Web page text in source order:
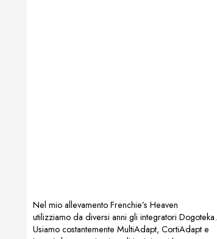
Nel mio allevamento Frenchie’s Heaven
utilizziamo da diversi anni gli integratori Dogoteka.
Usiamo costantemente MultiAdapt, CortiAdapt e